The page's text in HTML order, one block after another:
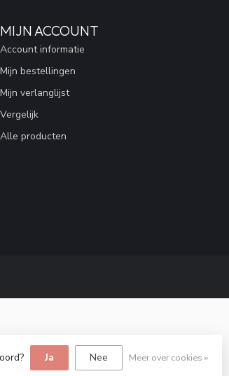
MIJN ACCOUNT
Account informatie
Mijn bestellingen
Mijn verlanglijst
Vergelijk
Alle producten
Ja Nee Meer over cookies »